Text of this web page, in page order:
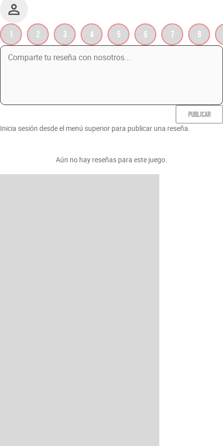
1 2 3 4 5 6 7 8
PUBLICAR
Inicia sesión desde el menú superior para publicar una reseña.
Aún no hay reseñas para este juego.